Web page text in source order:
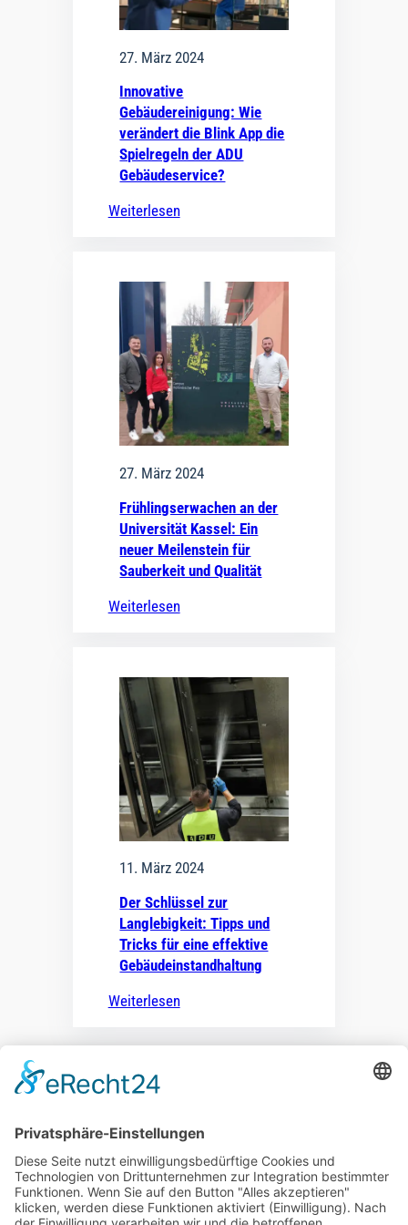
27. März 2024
Innovative
Gebäudereinigung: Wie
verändert die Blink App die
Spielregeln der ADU
Gebäudeservice?
Weiterlesen
27. März 2024
Frühlingserwachen an der
Universität Kassel: Ein
neuer Meilenstein für
Sauberkeit und Qualität
Weiterlesen
11. März 2024
Der Schlüssel zur
Langlebigkeit: Tipps und
Tricks für eine effektive
Gebäudeinstandhaltung
Weiterlesen
Warburger Straße 140
33100 Paderborn